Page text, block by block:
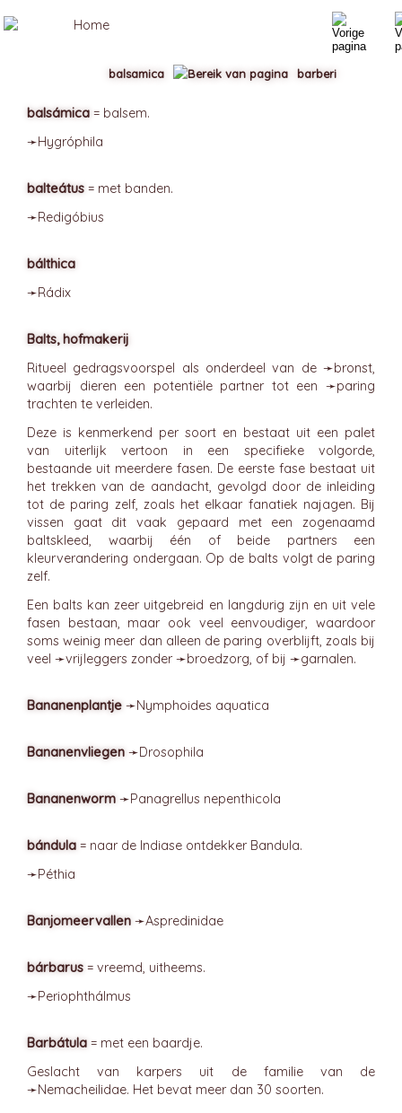
balsámica = balsem.
➛Hygróphila
balteátus = met banden.
➛Redigóbius
bálthica
➛Rádix
Balts, hofmakerij
Ritueel gedragsvoorspel als onderdeel van de ➛bronst,
waarbij dieren een potentiële partner tot een ➛paring
trachten te verleiden.
Deze is kenmerkend per soort en bestaat uit een palet
van uiterlijk vertoon in een specifieke volgorde,
bestaande uit meerdere fasen. De eerste fase bestaat uit
het trekken van de aandacht, gevolgd door de inleiding
tot de paring zelf, zoals het elkaar fanatiek najagen. Bij
vissen gaat dit vaak gepaard met een zogenaamd
baltskleed, waarbij één of beide partners een
kleurverandering ondergaan. Op de balts volgt de paring
zelf.
Een balts kan zeer uitgebreid en langdurig zijn en uit vele
fasen bestaan, maar ook veel eenvoudiger, waardoor
soms weinig meer dan alleen de paring overblijft, zoals bij
veel ➛vrijleggers zonder ➛broedzorg, of bij ➛garnalen.
Bananenplantje ➛Nymphoides aquatica
Bananenvliegen ➛Drosophila
Bananenworm ➛Panagrellus nepenthicola
bándula = naar de Indiase ontdekker Bandula.
➛Péthia
Banjomeervallen ➛Aspredinidae
bárbarus = vreemd, uitheems.
➛Periophthálmus
Barbátula = met een baardje.
Geslacht van karpers uit de familie van de
➛Nemacheilidae. Het bevat meer dan 30 soorten.
balsamica barberi